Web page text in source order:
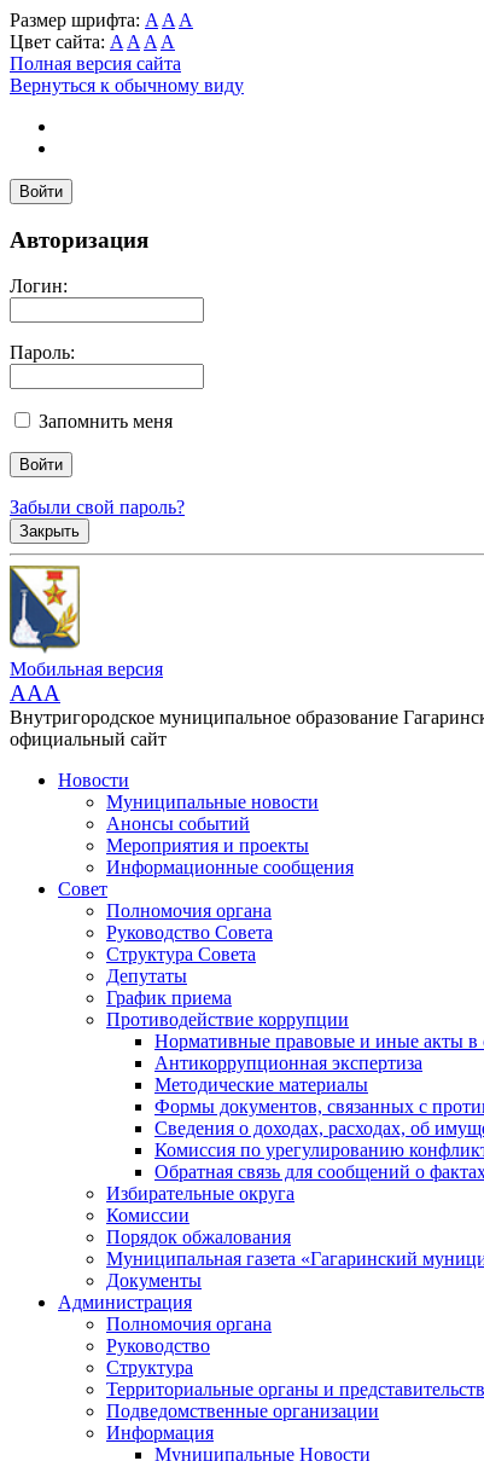
Размер шрифта: A A A
Цвет сайта: A A A A
Полная версия сайта
Вернуться к обычному виду
Войти
Авторизация
Логин:
Пароль:
Запомнить меня
Забыли свой пароль?
Закрыть
Мобильная версия
AAA
Внутригородское муниципальное образование
официальный сайт
Новости
Муниципальные новости
Анонсы событий
Мероприятия и проекты
Информационные сообщения
Совет
Полномочия органа
Руководство Совета
Структура Совета
Депутаты
График приема
Противодействие коррупции
Нормативные правовые и иные акты в
Антикоррупционная экспертиза
Методические материалы
Формы документов, связанных с
Сведения о доходах, расходах, об
Комиссия по урегулированию
Обратная связь для сообщений о
Избирательные округа
Комиссии
Порядок обжалования
Муниципальная газета «Гагаринский
Документы
Администрация
Полномочия органа
Руководство
Структура
Территориальные органы и
Подведомственные организации
Информация
Муниципальные Новости